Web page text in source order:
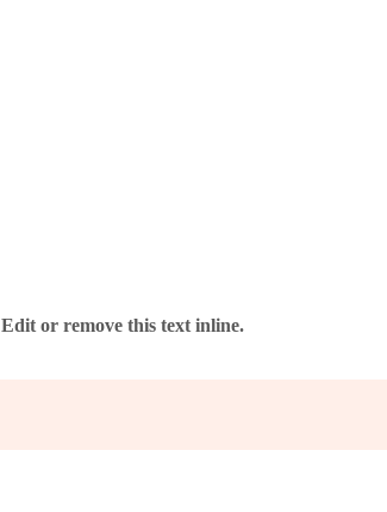
or remove this text inline.